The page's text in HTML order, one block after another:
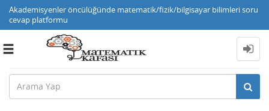
Akademisyenler öncülüğünde matematik/fizik/bilgisayar bilimleri soru
cevap platformu
Toggle